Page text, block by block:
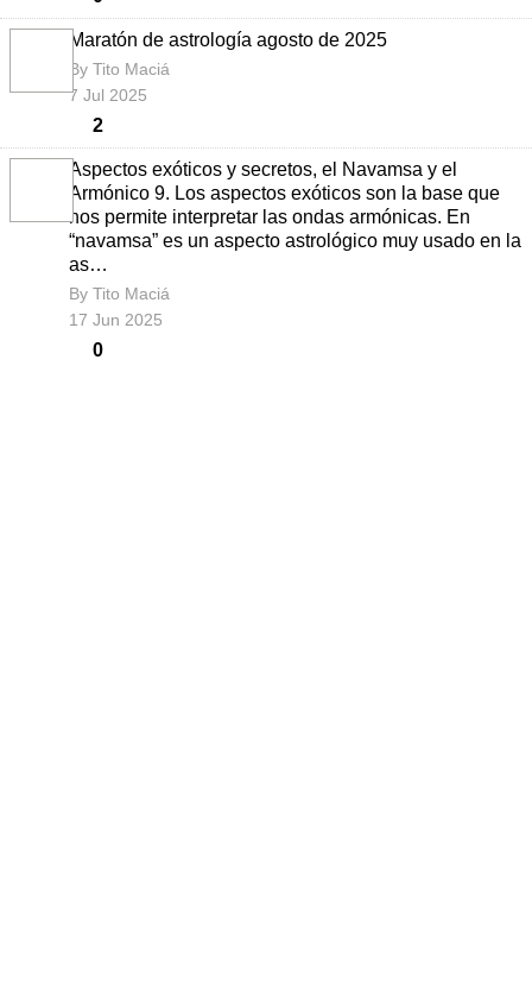
Maratón de astrología agosto de 2025
ByTito Maciá
7 Jul 2025
Aspectos exóticos y secretos, el Navamsa y el
Armónico 9. Los aspectos exóticos son la base que
nos permite interpretar las ondas armónicas. En
“navamsa” es un aspecto astrológico muy usado en
la as…
ByTito Maciá
17 Jun 2025